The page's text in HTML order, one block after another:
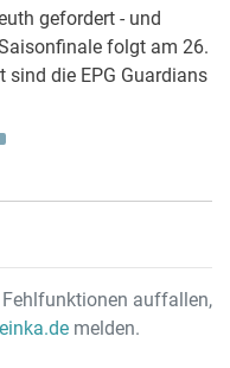
gefordert - und
folgt am 26.
sind die EPG Guardians
auffallen,
melden.